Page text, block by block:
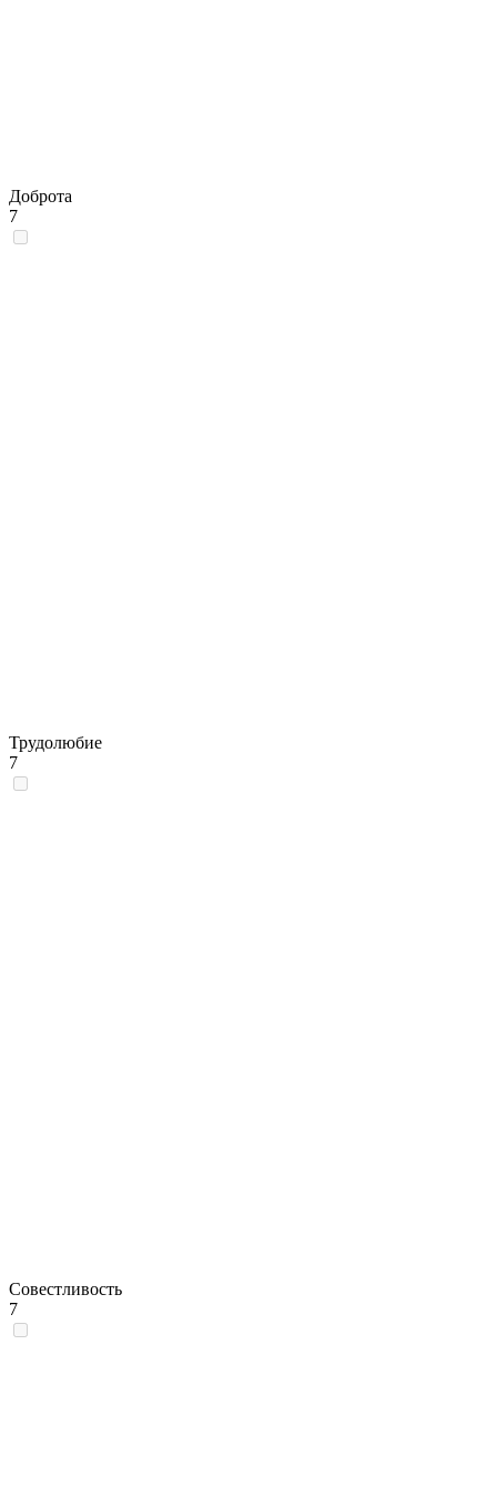
Доброта
7
Трудолюбие
7
Совестливость
7